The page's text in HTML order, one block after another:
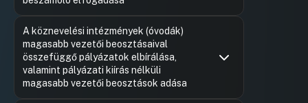
A köznevelési intézmények (óvodák)
magasabb vezetői beosztásaival
összefüggő pályázatok elbírálása,
valamint pályázati kiírás nélküli
magasabb vezetői beosztások adása